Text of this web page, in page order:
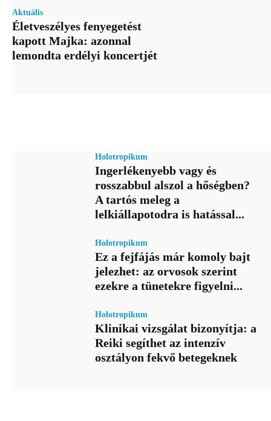
Aktuális
Életveszélyes fenyegetést
kapott Majka: azonnal
lemondta erdélyi koncertjét
Holotropikum
Ingerlékenyebb vagy és
rosszabbul alszol a hőségben?
A tartós meleg a
lelkiállapotodra is hatással...
Holotropikum
Ez a fejfájás már komoly bajt
jelezhet: az orvosok szerint
ezekre a tünetekre figyelni...
Holotropikum
Klinikai vizsgálat bizonyítja: a
Reiki segíthet az intenzív
osztályon fekvő betegeknek